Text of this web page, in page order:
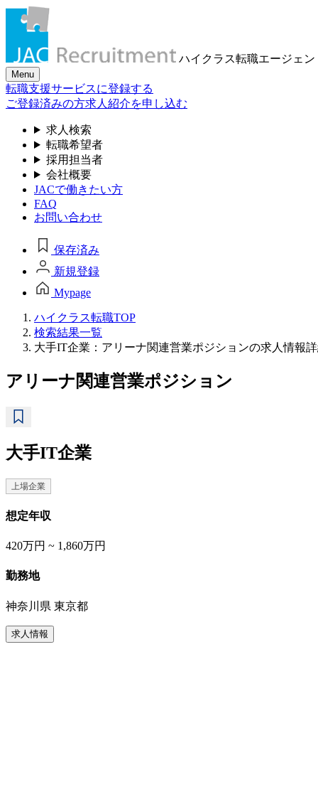
ハイクラス転職エージェン
Menu
転職支援サービスに登録する
ご登録済みの方求人紹介を申し込む
求人検索
転職希望者
採用担当者
会社概要
JACで働きたい方
FAQ
お問い合わせ
保存済み
新規登録
Mypage
ハイクラス転職TOP
検索結果一覧
大手IT企業：アリーナ関連営業ポジションの求人情報
アリーナ関連営業ポジション
大手IT企業
上場企業
想定年収
420万円 ~ 1,860万円
勤務地
神奈川県 東京都
求人情報